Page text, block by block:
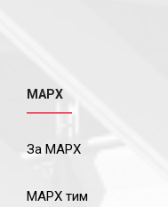
МАРХ
За МАРХ
МАРХ тим